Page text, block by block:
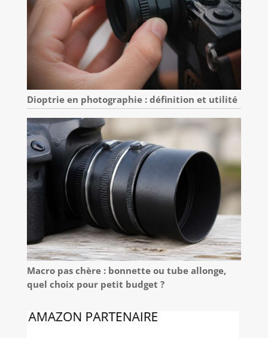
Dioptrie en photographie : définition et utilité
Macro pas chère : bonnette ou tube allonge,
quel choix pour petit budget ?